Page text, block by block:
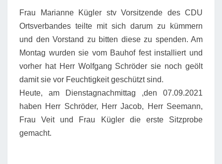
Frau Marianne Kügler stv Vorsitzende des CDU
Ortsverbandes teilte mit sich darum zu kümmern
und den Vorstand zu bitten diese zu spenden. Am
Montag wurden sie vom Bauhof fest installiert und
vorher hat Herr Wolfgang Schröder sie noch geölt
damit sie vor Feuchtigkeit geschützt sind.
Heute, am Dienstagnachmittag ,den 07.09.2021
haben Herr Schröder, Herr Jacob, Herr Seemann,
Frau Veit und Frau Kügler die erste Sitzprobe
gemacht.